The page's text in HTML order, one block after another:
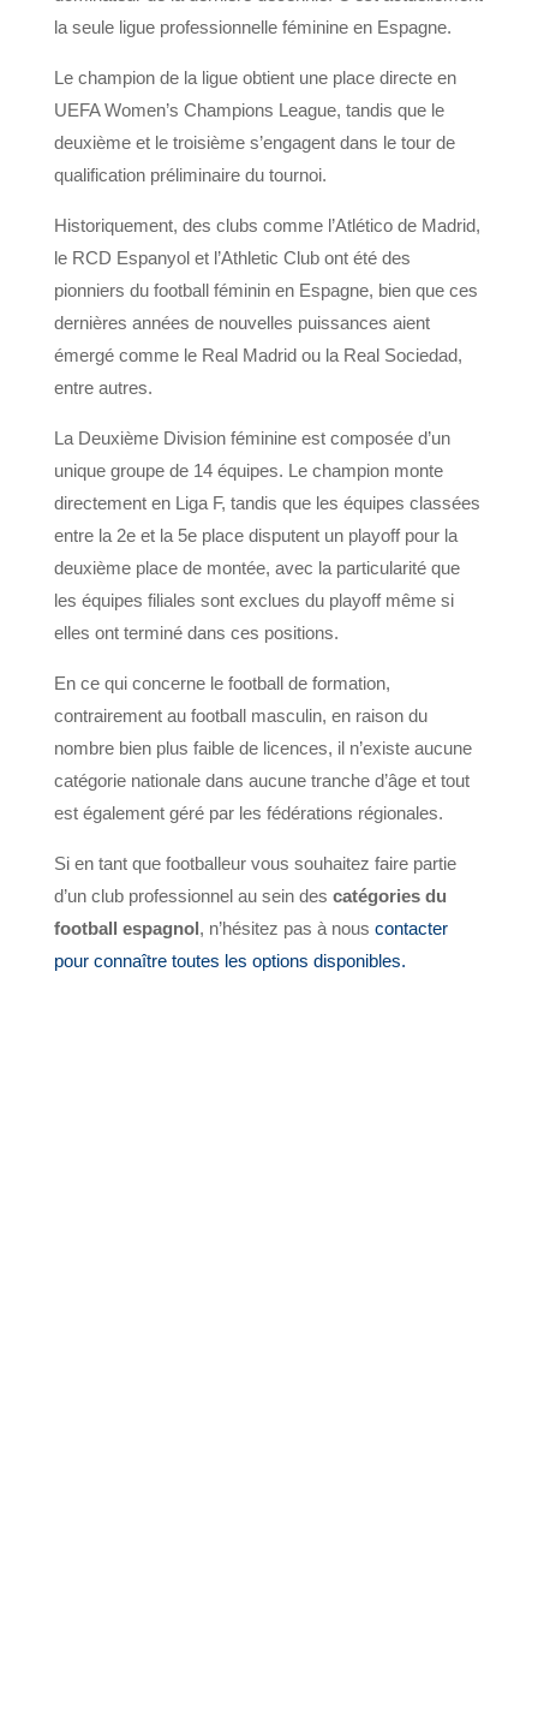
la seule ligue professionnelle féminine en Espagne.
Le champion de la ligue obtient une place directe en
UEFA Women’s Champions League, tandis que le
deuxième et le troisième s’engagent dans le tour de
qualification préliminaire du tournoi.
Historiquement, des clubs comme l’Atlético de Madrid,
le RCD Espanyol et l’Athletic Club ont été des
pionniers du football féminin en Espagne, bien que ces
dernières années de nouvelles puissances aient
émergé comme le Real Madrid ou la Real Sociedad,
entre autres.
La Deuxième Division féminine est composée d’un
unique groupe de 14 équipes. Le champion monte
directement en Liga F, tandis que les équipes classées
entre la 2e et la 5e place disputent un playoff pour la
deuxième place de montée, avec la particularité que
les équipes filiales sont exclues du playoff même si
elles ont terminé dans ces positions.
En ce qui concerne le football de formation,
contrairement au football masculin, en raison du
nombre bien plus faible de licences, il n’existe aucune
catégorie nationale dans aucune tranche d’âge et tout
est également géré par les fédérations régionales.
Si en tant que footballeur vous souhaitez faire partie
d’un club professionnel au sein des catégories du
football espagnol, n’hésitez pas à nous contacter
pour connaître toutes les options disponibles.